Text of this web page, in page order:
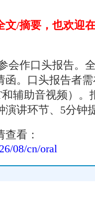
文/摘要，也欢迎
会作口头报告。
函。口头报告者
辅助音视频）。
演讲环节、5分钟
看：
08/cn/oral